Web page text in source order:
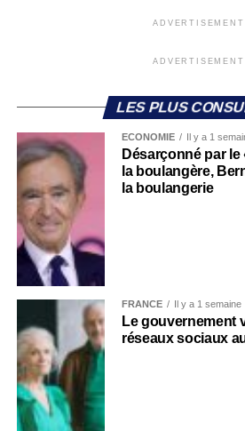
ADVERTISEMENT
ADVERTISEMENT
LES PLUS
ECONOMIE Il y a 1
Désarçonné par le
la boulangère,
la boulangerie
FRANCE Il y a 1 semaine
Le gouvernement
réseaux sociaux